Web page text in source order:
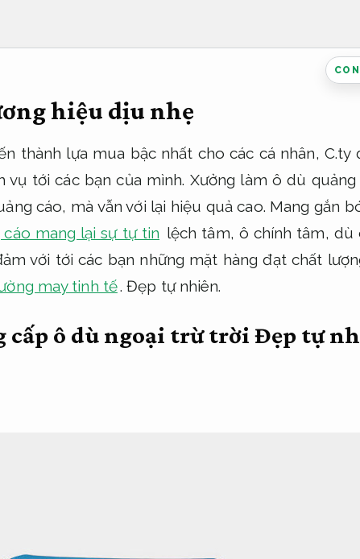
hiệu dịu nhẹ
thành lựa mua bậc nhất cho các cá nhân, C.ty
vụ tới các bạn của mình. Xưởng làm ô dù
cáo, mà vẫn với lại hiệu quả cao. Mang gắn
mang lại sự tự tin lệch tâm, ô chính tâm, dù
với tới các bạn những mặt hàng đạt chất
may tinh tế.Đẹp tự nhiên.
cấp ô dù ngoại trừ trời Đẹp tự